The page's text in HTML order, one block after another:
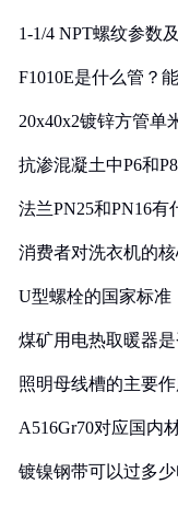
1-1/4 NPT螺纹参数
F1010E是什么管？
20x40x2镀锌方管单
抗渗混凝土中P6和
法兰PN25和PN16有
消费者对洗衣机的
U型螺栓的国家标准
煤矿用电热取暖器
照明母线槽的主要
A516Gr70对应国内
镀镍钢带可以过多